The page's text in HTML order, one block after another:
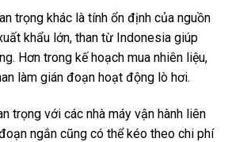
trọng khác là tính ổn định của nguồn
khẩu lớn, than từ Indonesia giúp
Hơn trong kế hoạch mua nhiên liệu,
làm gián đoạn hoạt động lò hơi.
trọng với các nhà máy vận hành liên
ngắn cũng có thể kéo theo chi phí